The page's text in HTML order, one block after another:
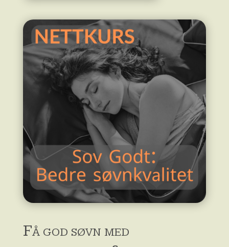
Få god søvn med